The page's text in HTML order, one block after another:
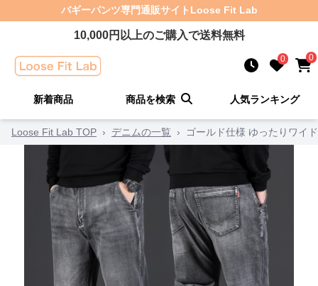
バギーパンツ専門通販サイト Loose Fit Lab
10,000円以上のご購入で送料無料
0 0
新着商品 商品を検索 人気ランキング
Loose Fit Lab TOP › デニムの一覧 › ゴールド仕様 ゆったりワイ